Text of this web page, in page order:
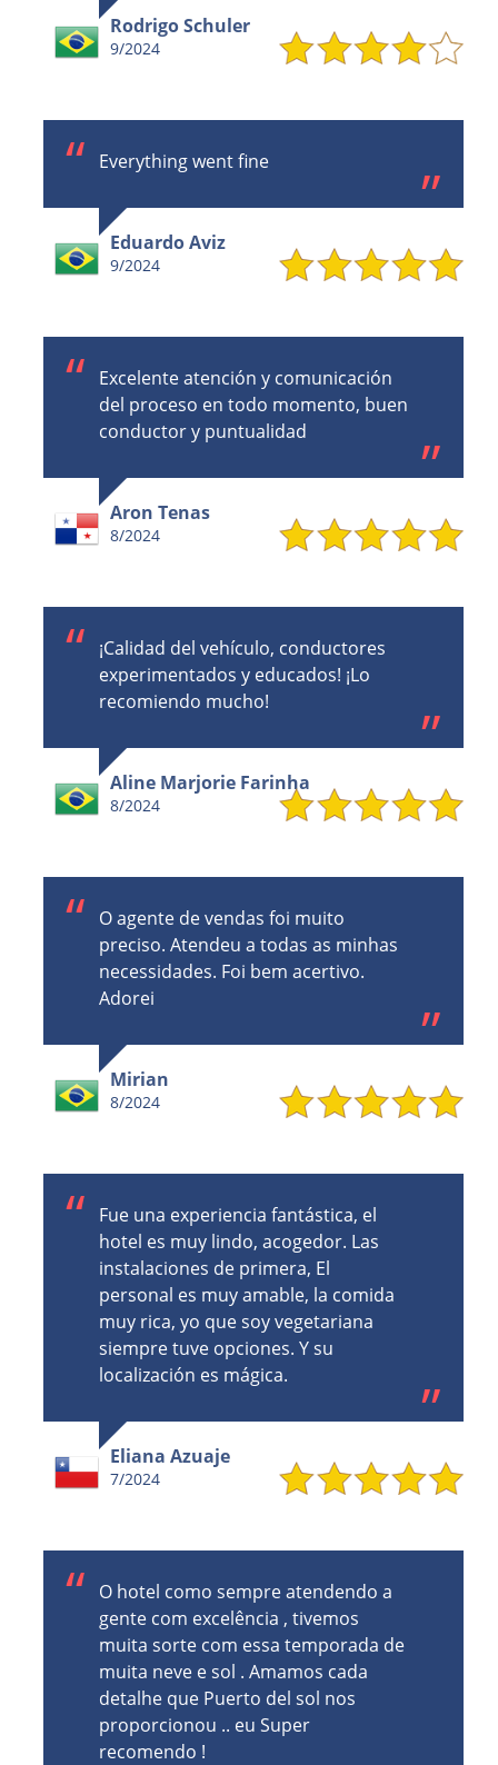
Rodrigo Schuler
9/2024
Everything went fine
Eduardo Aviz
9/2024
Excelente atención y comunicación
del proceso en todo momento, buen
conductor y puntualidad
Aron Tenas
8/2024
¡Calidad del vehículo, conductores
experimentados y educados! ¡Lo
recomiendo mucho!
Aline Marjorie Farinha
8/2024
O agente de vendas foi muito
preciso. Atendeu a todas as minhas
necessidades. Foi bem acertivo.
Adorei
Mirian
8/2024
Fue una experiencia fantástica, el
hotel es muy lindo, acogedor. Las
instalaciones de primera, El
personal es muy amable, la comida
muy rica, yo que soy vegetariana
siempre tuve opciones. Y su
localización es mágica.
Eliana Azuaje
7/2024
O hotel como sempre atendendo a
gente com excelência , tivemos
muita sorte com essa temporada de
muita neve e sol . Amamos cada
detalhe que Puerto del sol nos
proporcionou .. eu Super
recomendo !